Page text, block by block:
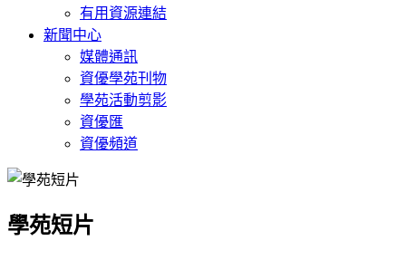
有用資源連結
新聞中心
媒體通訊
資優學苑刊物
學苑活動剪影
資優匯
資優頻道
學苑短片